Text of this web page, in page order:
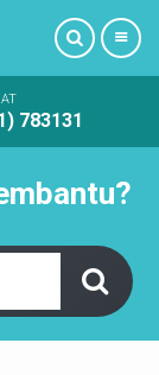
783131